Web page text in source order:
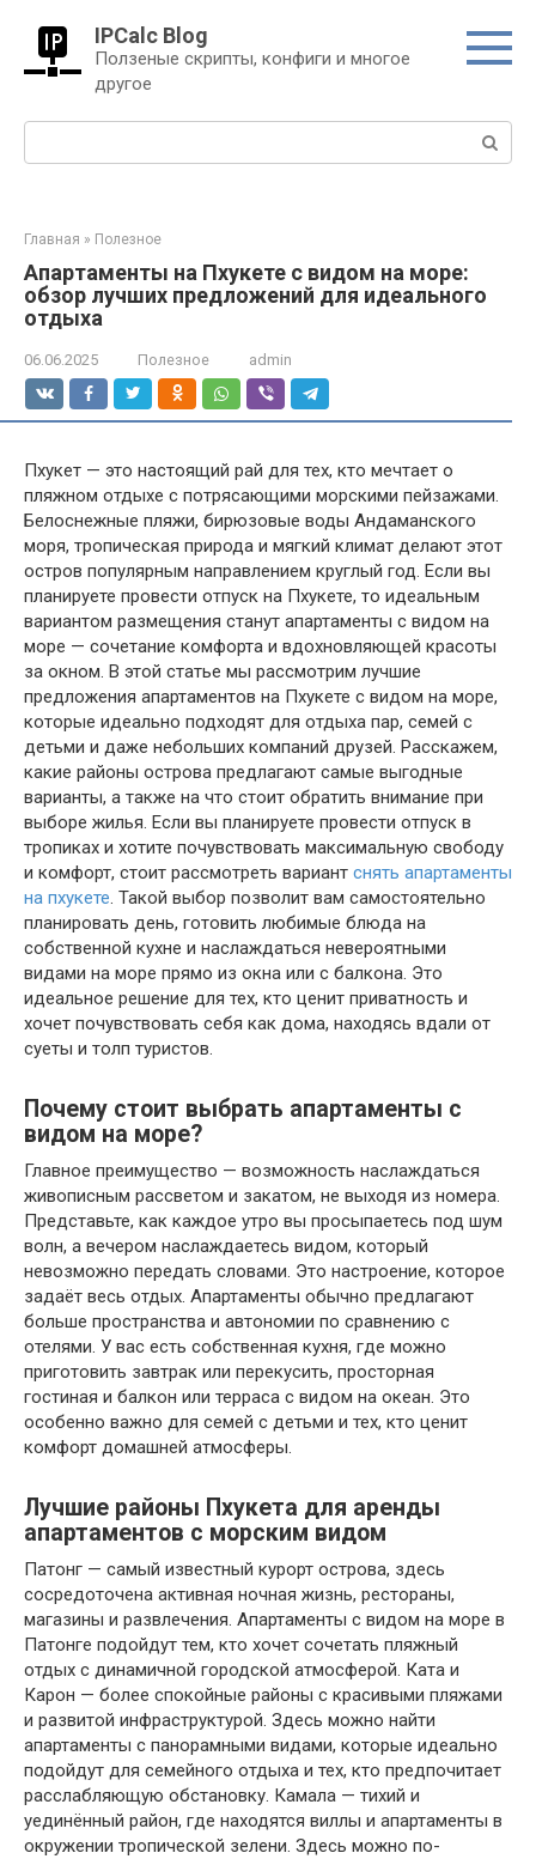
контенту
IPCalc Blog
Ползеные скрипты, конфиги и многое
другое
Поиск:
Главная » Полезное
Апартаменты на Пхукете с видом на море:
обзор лучших предложений для идеального
отдыха
06.06.2025 Полезное admin
Пхукет — это настоящий рай для тех, кто мечтает о
пляжном отдыхе с потрясающими морскими пейзажами.
Белоснежные пляжи, бирюзовые воды Андаманского
моря, тропическая природа и мягкий климат делают этот
остров популярным направлением круглый год. Если вы
планируете провести отпуск на Пхукете, то идеальным
вариантом размещения станут апартаменты с видом на
море — сочетание комфорта и вдохновляющей красоты
за окном. В этой статье мы рассмотрим лучшие
предложения апартаментов на Пхукете с видом на море,
которые идеально подходят для отдыха пар, семей с
детьми и даже небольших компаний друзей. Расскажем,
какие районы острова предлагают самые выгодные
варианты, а также на что стоит обратить внимание при
выборе жилья. Если вы планируете провести отпуск в
тропиках и хотите почувствовать максимальную свободу
и комфорт, стоит рассмотреть вариант снять апартаменты
на пхукете. Такой выбор позволит вам самостоятельно
планировать день, готовить любимые блюда на
собственной кухне и наслаждаться невероятными
видами на море прямо из окна или с балкона. Это
идеальное решение для тех, кто ценит приватность и
хочет почувствовать себя как дома, находясь вдали от
суеты и толп туристов.
Почему стоит выбрать апартаменты с
видом на море?
Главное преимущество — возможность наслаждаться
живописным рассветом и закатом, не выходя из номера.
Представьте, как каждое утро вы просыпаетесь под шум
волн, а вечером наслаждаетесь видом, который
невозможно передать словами. Это настроение, которое
задаёт весь отдых. Апартаменты обычно предлагают
больше пространства и автономии по сравнению с
отелями. У вас есть собственная кухня, где можно
приготовить завтрак или перекусить, просторная
гостиная и балкон или терраса с видом на океан. Это
особенно важно для семей с детьми и тех, кто ценит
комфорт домашней атмосферы.
Лучшие районы Пхукета для аренды
апартаментов с морским видом
Патонг — самый известный курорт острова, здесь
сосредоточена активная ночная жизнь, рестораны,
магазины и развлечения. Апартаменты с видом на море в
Патонге подойдут тем, кто хочет сочетать пляжный
отдых с динамичной городской атмосферой. Ката и
Карон — более спокойные районы с красивыми пляжами
и развитой инфраструктурой. Здесь можно найти
апартаменты с панорамными видами, которые идеально
подойдут для семейного отдыха и тех, кто предпочитает
расслабляющую обстановку. Камала — тихий и
уединённый район, где находятся виллы и апартаменты в
окружении тропической зелени. Здесь можно по-